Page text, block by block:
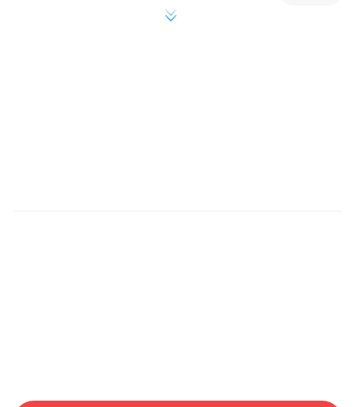
精准引导金融资源，大力支持特色产业与实